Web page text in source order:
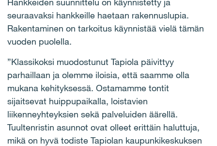
seuraavaksi hankkeille haetaan rakennuslupia.
Rakentaminen on tarkoitus käynnistää vielä tämän
vuoden puolella.
”Klassikoksi muodostunut Tapiola päivittyy
parhaillaan ja olemme iloisia, että saamme olla
mukana kehityksessä. Ostamamme tontit
sijaitsevat huippupaikalla, loistavien
liikenneyhteyksien sekä palveluiden äärellä.
Tuultenristin asunnot ovat olleet erittäin haluttuja,
mikä on hyvä todiste Tapiolan kaupunkikeskuksen